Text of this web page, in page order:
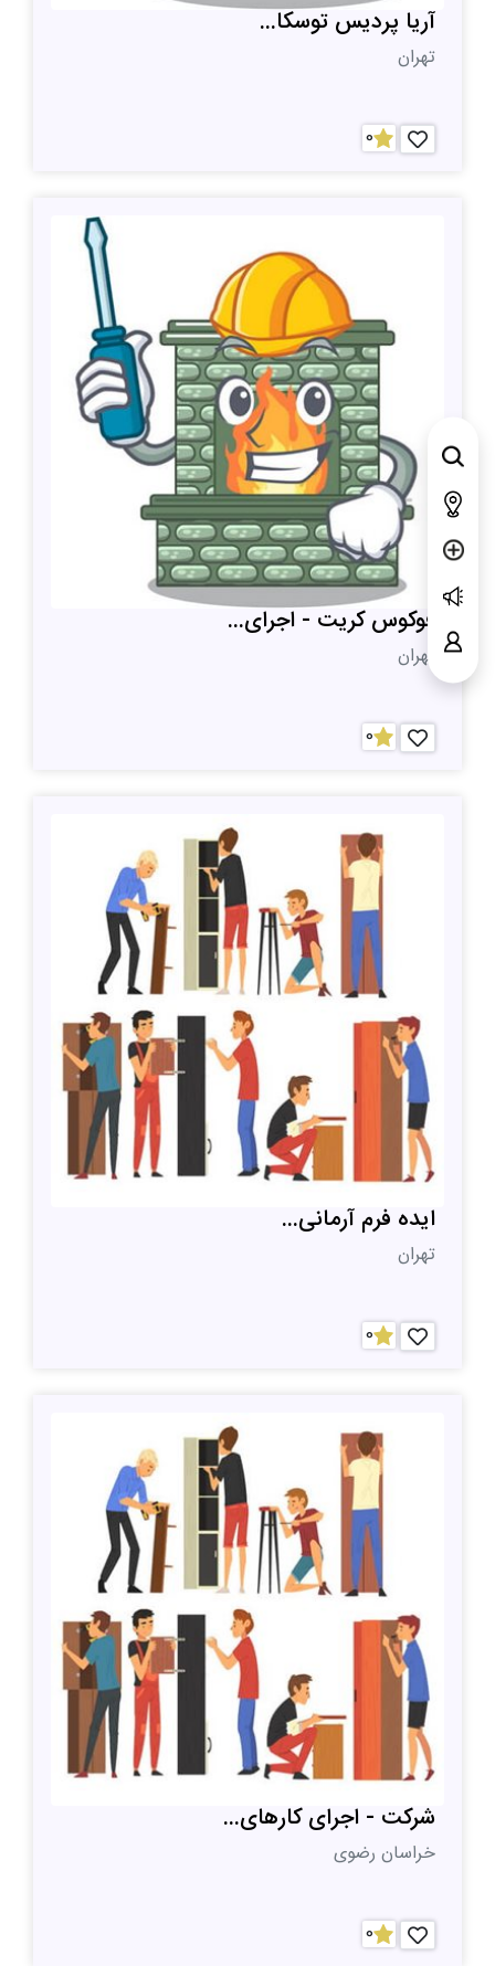
آریا پردیس توسکا...
تهران
0
فوکوس کریت - اجرای...
تهران
0
ایده فرم آرمانی...
تهران
0
شرکت - اجرای کارهای...
خراسان رضوی
0